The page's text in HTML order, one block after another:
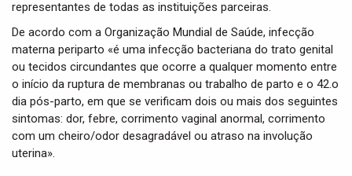
representantes de todas as instituições parceiras.
De acordo com a Organização Mundial de Saúde, infecção
materna periparto «é uma infecção bacteriana do trato genital
ou tecidos circundantes que ocorre a qualquer momento entre
o início da ruptura de membranas ou trabalho de parto e o 42.o
dia pós-parto, em que se verificam dois ou mais dos seguintes
sintomas: dor, febre, corrimento vaginal anormal, corrimento
com um cheiro/odor desagradável ou atraso na involução
uterina».